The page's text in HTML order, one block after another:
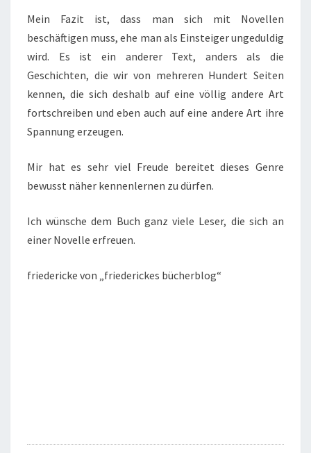
Mein Fazit ist, dass man sich mit Novellen
beschäftigen muss, ehe man als Einsteiger ungeduldig
wird. Es ist ein anderer Text, anders als die
Geschichten, die wir von mehreren Hundert Seiten
kennen, die sich deshalb auf eine völlig andere Art
fortschreiben und eben auch auf eine andere Art ihre
Spannung erzeugen.
Mir hat es sehr viel Freude bereitet dieses Genre
bewusst näher kennenlernen zu dürfen.
Ich wünsche dem Buch ganz viele Leser, die sich an
einer Novelle erfreuen.
friedericke von „friederickes bücherblog“